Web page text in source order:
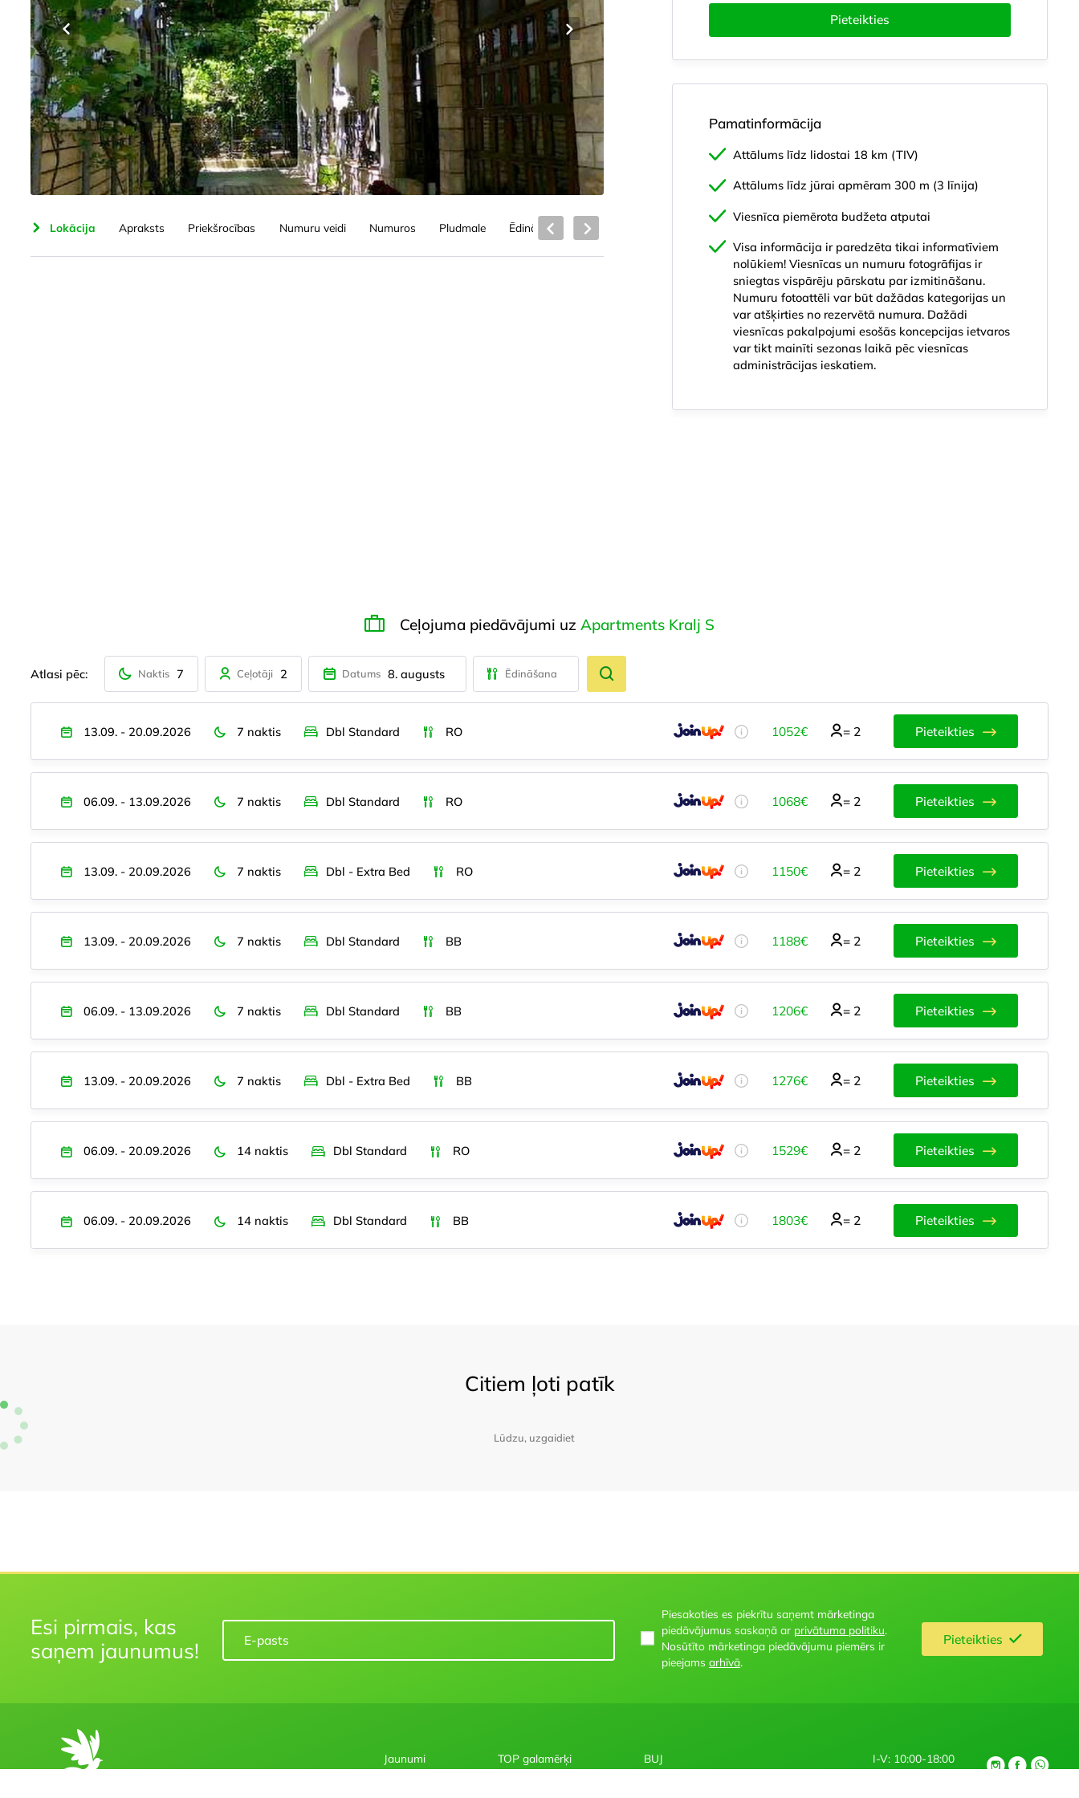
Lokācija Apraksts Priekšrocības Numuru veidi Numuros Pludmale Ēdināšana Viesnīcas pakalpojumi Priekšrocības
Pieteikties
Pamatinformācija
Attālums līdz lidostai 18 km (TIV)
Attālums līdz jūrai apmēram 300 m (3 līnija)
Viesnīca piemērota budžeta atputai
Visa informācija ir paredzēta tikai informatīviem
nolūkiem! Viesnīcas un numuru fotogrāfijas ir
sniegtas vispārēju pārskatu par izmitināšanu.
Numuru fotoattēli var būt dažādas kategorijas un
var atšķirties no rezervētā numura. Dažādi
viesnīcas pakalpojumi esošās koncepcijas ietvaros
var tikt mainīti sezonas laikā pēc viesnīcas
administrācijas ieskatiem.
Ceļojuma piedāvājumi uz Apartments Kralj S
Atlasi pēc: Naktis 7 Ceļotāji 2 Datums 8. augusts Ēdināšana
13.09. - 20.09.2026 7 naktis Dbl Standard RO 1052€ = 2 Pieteikties
06.09. - 13.09.2026 7 naktis Dbl Standard RO 1068€ = 2 Pieteikties
13.09. - 20.09.2026 7 naktis Dbl - Extra Bed RO 1150€ = 2 Pieteikties
13.09. - 20.09.2026 7 naktis Dbl Standard BB 1188€ = 2 Pieteikties
06.09. - 13.09.2026 7 naktis Dbl Standard BB 1206€ = 2 Pieteikties
13.09. - 20.09.2026 7 naktis Dbl - Extra Bed BB 1276€ = 2 Pieteikties
06.09. - 20.09.2026 14 naktis Dbl Standard RO 1529€ = 2 Pieteikties
06.09. - 20.09.2026 14 naktis Dbl Standard BB 1803€ = 2 Pieteikties
Citiem ļoti patīk
Lūdzu, uzgaidiet
Esi pirmais, kas
saņem jaunumus!
Piesakoties es piekrītu saņemt mārketinga
piedāvājumus saskaņā ar privātuma politiku.
Nosūtīto mārketinga piedāvājumu piemērs ir
pieejams arhīvā.
Pieteikties
Jaunumi
TOP galamērķi
BUJ
I-V: 10:00-18:00